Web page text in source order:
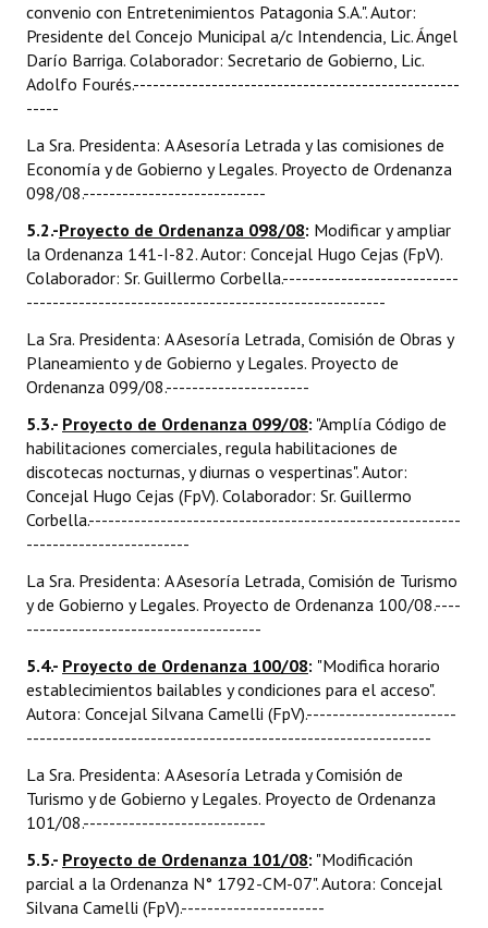
convenio con Entretenimientos Patagonia S.A.". Autor:
Presidente del Concejo Municipal a/c Intendencia, Lic. Ángel
Darío Barriga. Colaborador: Secretario de Gobierno, Lic.
Adolfo Fourés.--------------------------------------------------
-----
La Sra. Presidenta: A Asesoría Letrada y las comisiones de
Economía y de Gobierno y Legales. Proyecto de Ordenanza
098/08.----------------------------
5.2.-Proyecto de Ordenanza 098/08: Modificar y ampliar
la Ordenanza 141-I-82. Autor: Concejal Hugo Cejas (FpV).
Colaborador: Sr. Guillermo Corbella.---------------------------
-------------------------------------------------------
La Sra. Presidenta: A Asesoría Letrada, Comisión de Obras y
Planeamiento y de Gobierno y Legales. Proyecto de
Ordenanza 099/08.----------------------
5.3.- Proyecto de Ordenanza 099/08: "Amplía Código de
habilitaciones comerciales, regula habilitaciones de
discotecas nocturnas, y diurnas o vespertinas". Autor:
Concejal Hugo Cejas (FpV). Colaborador: Sr. Guillermo
Corbella.---------------------------------------------------------
-------------------------
La Sra. Presidenta: A Asesoría Letrada, Comisión de Turismo
y de Gobierno y Legales. Proyecto de Ordenanza 100/08.----
------------------------------------
5.4.- Proyecto de Ordenanza 100/08: "Modifica horario
establecimientos bailables y condiciones para el acceso".
Autora: Concejal Silvana Camelli (FpV).-----------------------
--------------------------------------------------------------
La Sra. Presidenta: A Asesoría Letrada y Comisión de
Turismo y de Gobierno y Legales. Proyecto de Ordenanza
101/08.----------------------------
5.5.- Proyecto de Ordenanza 101/08: "Modificación
parcial a la Ordenanza N° 1792-CM-07". Autora: Concejal
Silvana Camelli (FpV).----------------------